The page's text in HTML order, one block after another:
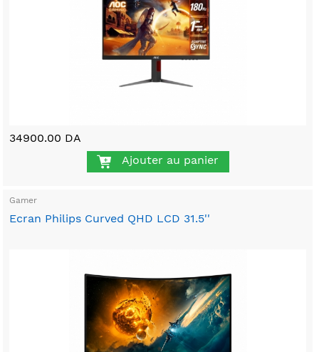
34900.00 DA
Ajouter au panier
Gamer
Ecran Philips Curved QHD LCD 31.5''